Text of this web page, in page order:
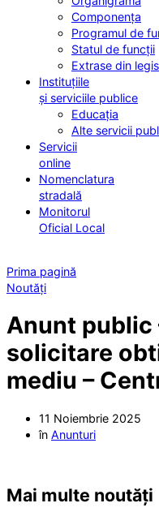
Componența
Programul de
Statul de funcții
Extrase din
Instituțiile
și serviciile publice
Educația
Alte servicii
Servicii
online
Nomenclatura
stradală
Monitorul
Oficial Local
Prima pagină
Noutăți
Anunt public
solicitare
mediu –
11 Noiembrie 2025
în Anunturi
Mai multe noutăți